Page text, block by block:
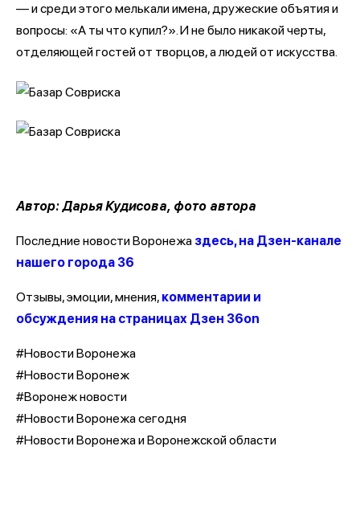
— и среди этого мелькали имена, дружеские объятия и
вопросы: «А ты что купил?». И не было никакой черты,
отделяющей гостей от творцов, а людей от искусства.
Автор: Дарья Кудисова, фото автора
Последние новости Воронежа здесь, на Дзен-канале
нашего города 36
Отзывы, эмоции, мнения, комментарии и
обсуждения на страницах Дзен 36on
#Новости Воронежа
#Новости Воронеж
#Воронеж новости
#Новости Воронежа сегодня
#Новости Воронежа и Воронежской области